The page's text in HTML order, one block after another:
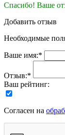
Спасибо! Ваше
Добавить отзыв
Необходимые
Ваше имя:*
Отзыв:*
Ваш рейтинг:
Согласен на